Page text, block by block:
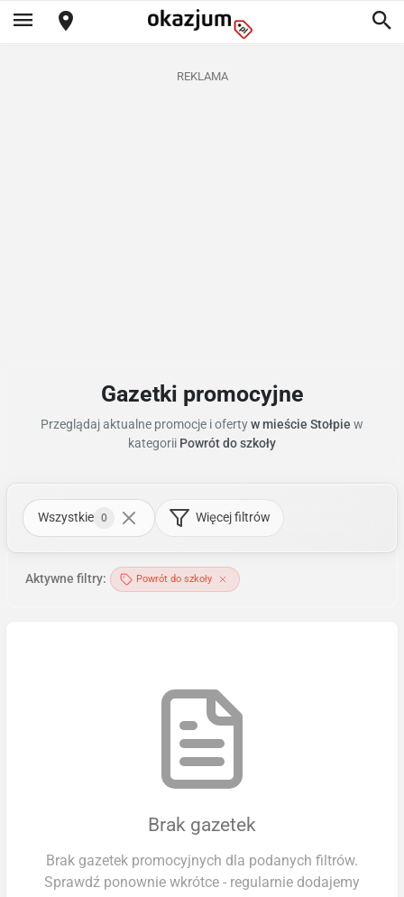
REKLAMA
Gazetki promocyjne
Przeglądaj aktualne promocje i ofertyw mieście Stołpie w
kategorii Powrót do szkoły
Wszystkie 0 Więcej filtrów
Aktywne filtry: Powrót do szkoły
Brak gazetek
Brak gazetek promocyjnych dla podanych filtrów.
Sprawdź ponownie wkrótce - regularnie dodajemy